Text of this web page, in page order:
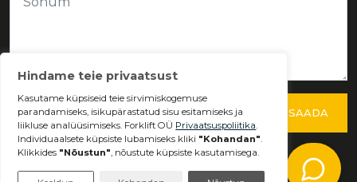
SAADA